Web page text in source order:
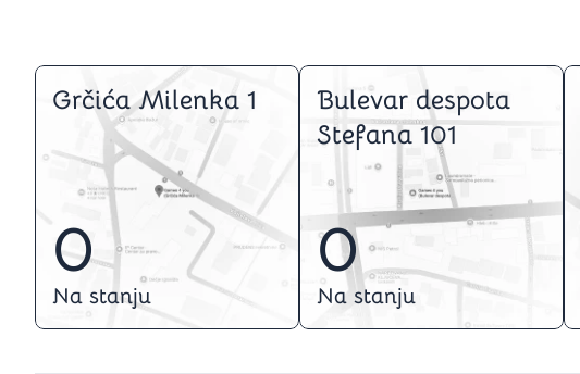
Grčića Milenka 1
0
Na stanju
Bulevar despota
Stefana 101
0
Na stanju